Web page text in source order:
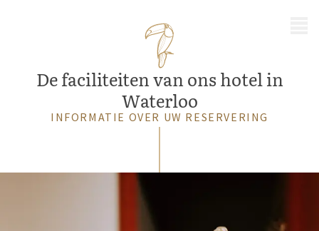
De faciliteiten van ons hotel in
Waterloo
INFORMATIE OVER UW RESERVERING